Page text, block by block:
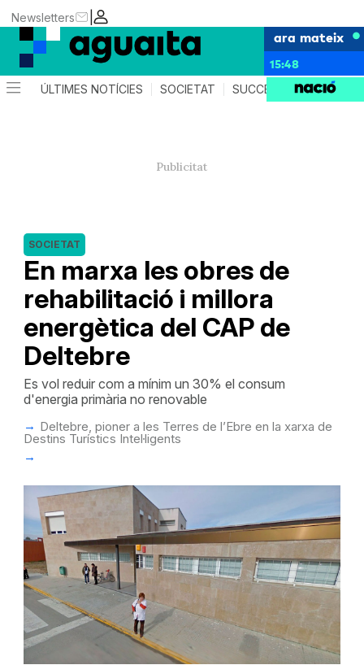
|
Newsletters
ara mateix
15:48
ÚLTIMES NOTÍCIES SOCIETAT SUCCESSOS AGENDA
En marxa les obres de
rehabilitació i millora
energètica del CAP de
Deltebre
SOCIETAT
Es vol reduir com a mínim un 30% el consum
d'energia primària no renovable
Deltebre, pioner a les Terres de l’Ebre en la xarxa de
Destins Turístics Intel·ligents